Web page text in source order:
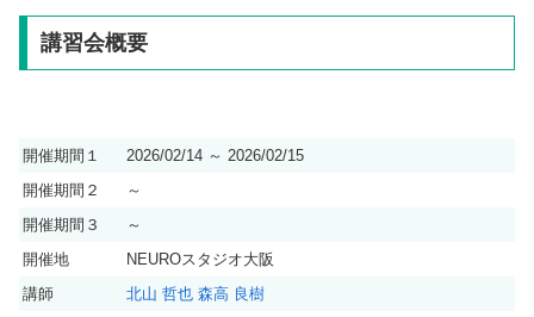
講習会概要
開催期間１
2026/02/14 ～ 2026/02/15
開催期間２
～
開催期間３
～
開催地
NEUROスタジオ大阪
講師
北山 哲也 森高 良樹